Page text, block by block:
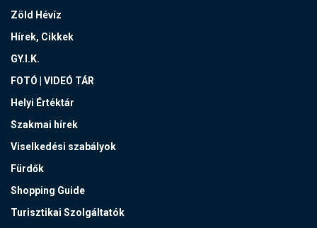
Zöld Hévíz
Hírek, Cikkek
GY.I.K.
FOTÓ | VIDEÓ TÁR
Helyi Értéktár
Szakmai hírek
Viselkedési szabályok
Fürdők
Shopping Guide
Turisztikai Szolgáltatók